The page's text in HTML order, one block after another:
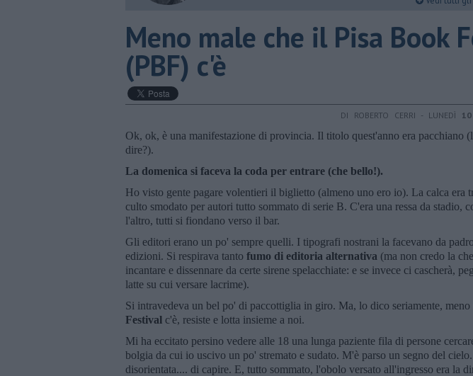
​Meno male che il Pisa Book
(PBF) c'è
DI ROBERTO CERRI - LUNEDÌ
Ok, ok, è una manifestazione di provincia. Il titolo quest'anno era pacchiano
dire?).
La domenica si faceva la coda per entrare (che bello!).
Ho visto gente pagare volentieri il biglietto (almeno uno ero io). La calca era
culto smodato per autori tutto sommato di serie B. C'era una ressa da stadio,
l'altro, tutti si fiondano verso il bar.
Gli editori erano un po' sempre quelli. I tipografi nostrani la facevano da
edizioni. Si respirava tanto fumo di editoria alternativa (ma non credo la
incantare e dissennare da certe sirene spelacchiate: e se invece ci cascherà,
latte su cui versare lacrime).
Si intravedeva un bel po' di paccottiglia in giro. Ma, lo dico seriamente, meno
Festival c'è, resiste e lotta insieme a noi.
Mi ha eccitato persino vedere alle 18 una lunga paziente fila di persone
bolgia da cui io uscivo un po' stremato e sudato. M'è parso un segno del
disorientata.... di capire. E, tutto sommato, l'obolo versato all'ingresso era la